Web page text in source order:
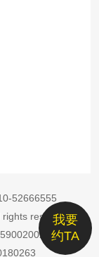
我要
约TA
52666555
reserved
号